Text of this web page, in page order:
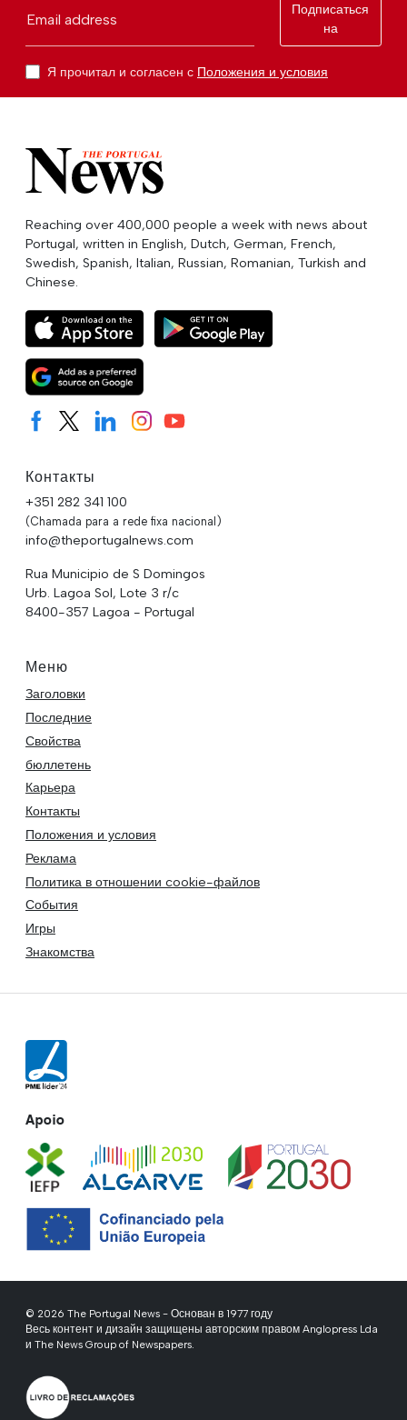
Email address
Подписаться
на
Я прочитал и согласен с Положения и условия
Reaching over 400,000 people a week with news about
Portugal, written in English, Dutch, German, French,
Swedish, Spanish, Italian, Russian, Romanian, Turkish and
Chinese.
Контакты
+351 282 341 100
(Chamada para a rede fixa nacional)
info@theportugalnews.com
Rua Municipio de S Domingos
Urb. Lagoa Sol, Lote 3 r/c
8400-357 Lagoa - Portugal
Меню
Заголовки
Последние
Свойства
бюллетень
Карьера
Контакты
Положения и условия
Реклама
Политика в отношении cookie-файлов
События
Игры
Знакомства
Apoio
© 2026 The Portugal News - Основан в 1977 году
Весь контент и дизайн защищены авторским правом Anglopress Lda
и The News Group of Newspapers.